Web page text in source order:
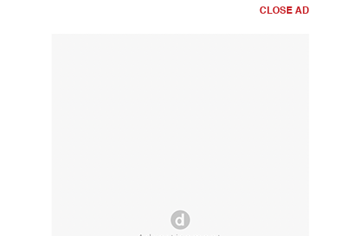
CLOSE AD